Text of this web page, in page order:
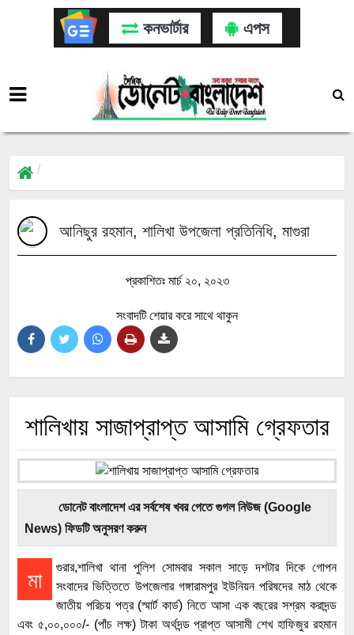
কনভার্টার এপস
আনিছুর রহমান, শালিখা উপজেলা প্রতিনিধি, মাগুরা
প্রকাশিতঃ মার্চ ২০, ২০২৩
সংবাদটি শেয়ার করে সাথে থাকুন
শালিখায় সাজাপ্রাপ্ত আসামি গ্রেফতার
ডোনেট বাংলাদেশ এর সর্বশেষ খবর পেতে গুগল নিউজ (Google
News) ফিডটি অনুসরণ করুন
মা
গুরার,শালিখা থানা পুলিশ সোমবার সকাল সাড়ে দশটার দিকে গোপন
সংবাদের ভিত্তিতে উপজেলার গঙ্গারামপুর ইউনিয়ন পরিষদের মাঠ থেকে
জাতীয় পরিচয় পত্র (স্মার্ট কার্ড) নিতে আসা এক বছরের সশ্রম করাদন্ড
এবং ৫,০০,০০০/- (পাঁচ লক্ষ) টাকা অর্থদন্ড প্রাপ্ত আসামী শেখ হাফিজুর রহমান